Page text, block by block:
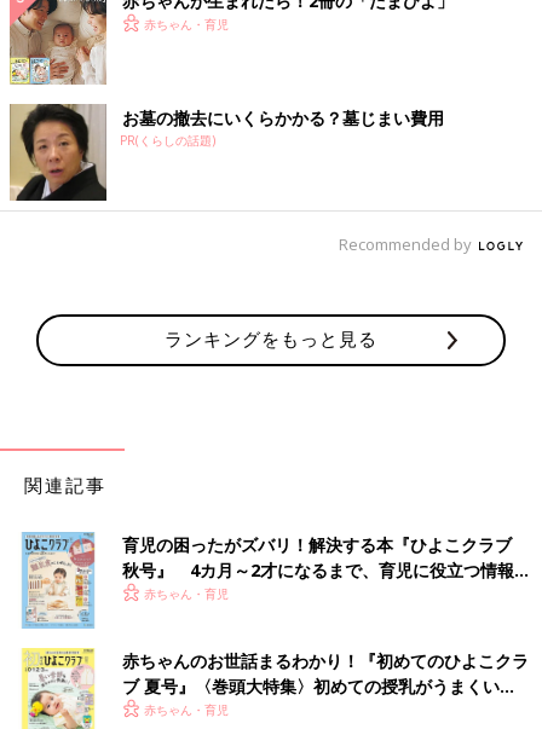
赤ちゃん・育児
お墓の撤去にいくらかかる？墓じまい費用
PR(くらしの話題)
Recommended by
ランキングをもっと見る
関連記事
育児の困ったがズバリ！解決する本『ひよこクラブ
秋号』 4カ月～2才になるまで、育児に役立つ情報が
いっぱい！
赤ちゃん・育児
赤ちゃんのお世話まるわかり！『初めてのひよこクラ
ブ 夏号』〈巻頭大特集〉初めての授乳がうまくい
く！ おっぱい・ミルクの基本と夏のトラブル 解決テ
赤ちゃん・育児